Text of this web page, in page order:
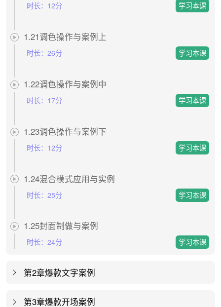
时长： 12分
1.21调色操作与案例上
时长： 26分
1.22调色操作与案例中
时长： 17分
1.23调色操作与案例下
时长： 12分
1.24混合模式应用与实例
时长： 25分
1.25封面制做与案例
时长： 24分
第2章爆款文字案例
第3章爆款开场案例